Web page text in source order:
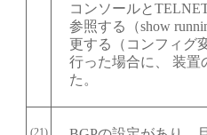
コンソールと
参照する（show
更する（コンフィグ
行った場合に、 装置
た。
(21)